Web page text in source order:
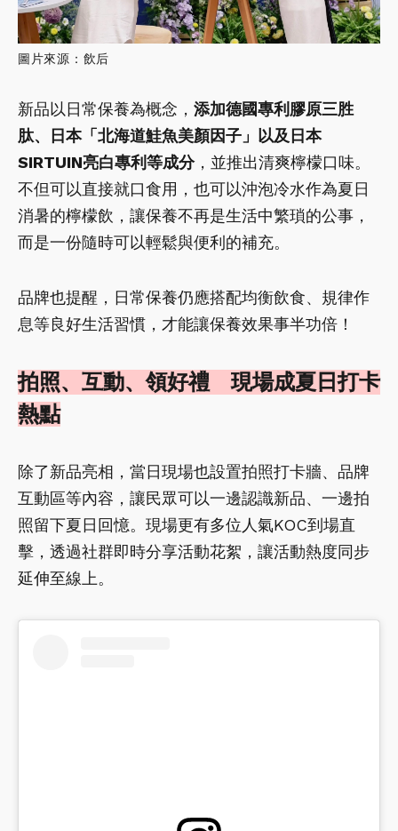
圖片來源：飲后
新品以日常保養為概念， 添加德國專利膠原三胜
肽、日本「北海道鮭魚美顏因子」以及日本
SIRTUIN亮白專利等成分，並推出清爽檸檬口味。
不但可以直接就口食用，也可以沖泡冷水作為夏日
消暑的檸檬飲，讓保養不再是生活中繁瑣的公事，
而是一份隨時可以輕鬆與便利的補充。
品牌也提醒，日常保養仍應搭配均衡飲食、規律作
息等良好生活習慣，才能讓保養效果事半功倍！
拍照、互動、領好禮 現場成夏日打卡
熱點
除了新品亮相，當日現場也設置拍照打卡牆、品牌
互動區等內容，讓民眾可以一邊認識新品、一邊拍
照留下夏日回憶。現場更有多位人氣KOC到場直
擊，透過社群即時分享活動花絮，讓活動熱度同步
延伸至線上。